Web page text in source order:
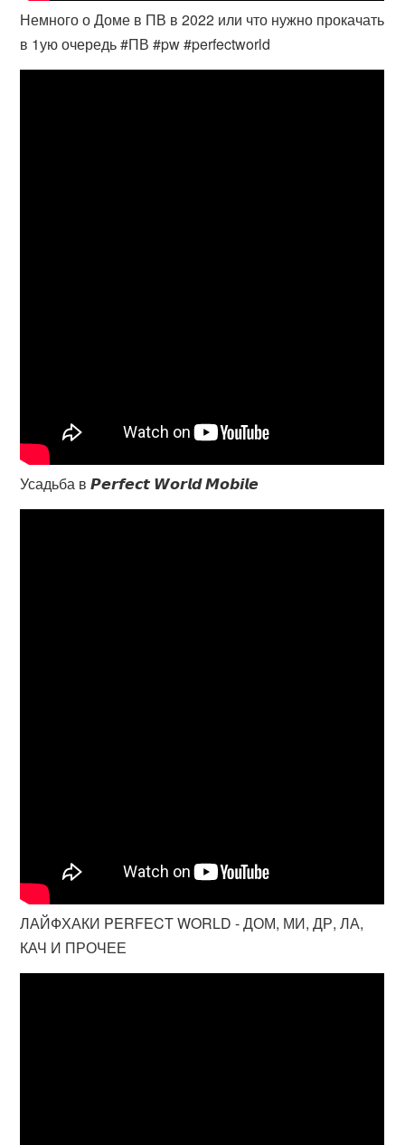
Немного о Доме в ПВ в 2022 или что нужно прокачать
в 1ую очередь #ПВ​ #pw​ #perfectworld
Усадьба в 𝙋𝙚𝙧𝙛𝙚𝙘𝙩 𝙒𝙤𝙧𝙡𝙙 𝙈𝙤𝙗𝙞𝙡𝙚
ЛАЙФХАКИ PERFECT WORLD - ДОМ, МИ, ДР, ЛА,
КАЧ И ПРОЧЕЕ